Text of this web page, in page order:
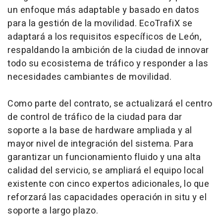
un enfoque más adaptable y basado en datos
para la gestión de la movilidad. EcoTrafiX se
adaptará a los requisitos específicos de León,
respaldando la ambición de la ciudad de innovar
todo su ecosistema de tráfico y responder a las
necesidades cambiantes de movilidad.
Como parte del contrato, se actualizará el centro
de control de tráfico de la ciudad para dar
soporte a la base de hardware ampliada y al
mayor nivel de integración del sistema. Para
garantizar un funcionamiento fluido y una alta
calidad del servicio, se ampliará el equipo local
existente con cinco expertos adicionales, lo que
reforzará las capacidades operación in situ y el
soporte a largo plazo.